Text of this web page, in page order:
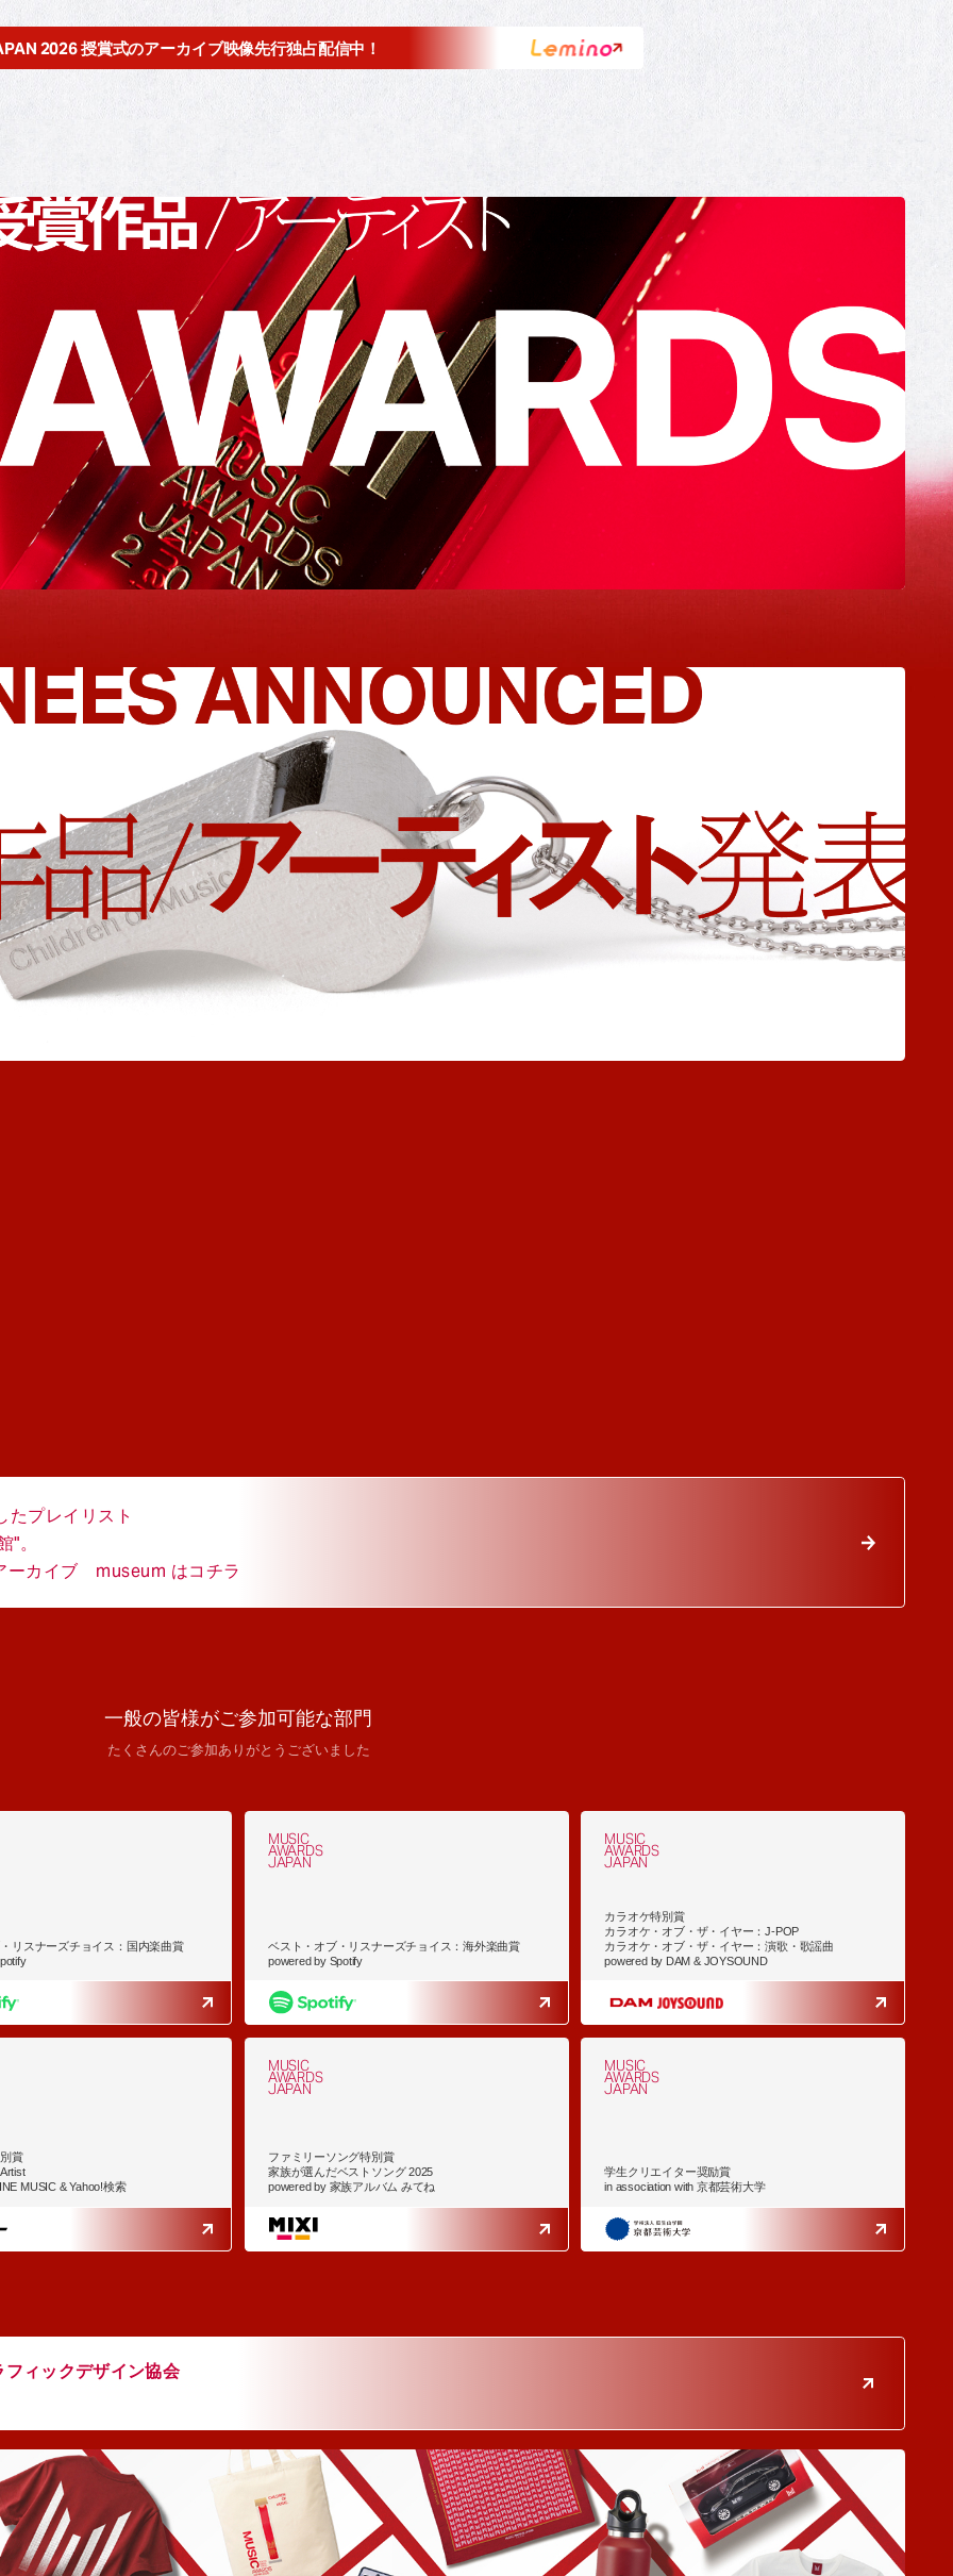
2026 授賞式のアーカイブ映像先行独占配信中！
たプレイリスト
"。
ーカイブ museum はコチラ
一般の皆様がご参加可能な部門
たくさんのご参加ありがとうございました
リスナーズチョイス：国内楽曲賞
MUSIC
AWARDS
JAPAN
ベスト・オブ・リスナーズチョイス：海外楽曲賞
powered by Spotify
MUSIC
AWARDS
JAPAN
カラオケ特別賞
カラオケ・オブ・ザ・イヤー：J-POP
カラオケ・オブ・ザ・イヤー：演歌・歌謡曲
powered by DAM & JOYSOUND
賞
MUSIC & Yahoo!検索
MUSIC
AWARDS
JAPAN
ファミリーソング特別賞
家族が選んだベストソング 2025
powered by 家族アルバム みてね
MUSIC
AWARDS
JAPAN
学生クリエイター奨励賞
in association with 京都芸術大学
ィックデザイン協会